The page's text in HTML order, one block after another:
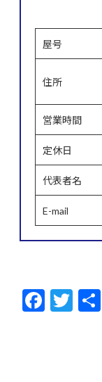
屋号
住所
営業時間
定休日
代表者名
E-mail
F
ac
T
w